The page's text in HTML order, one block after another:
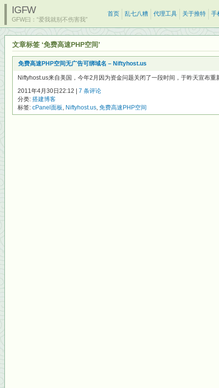
IGFW
GFW曰：“爱我就别不伤害我”
首页 乱七八糟 代理工具 关于推特 手
文章标签 ‘免费高速PHP空间’
免费高速PHP空间无广告可绑域名 – Niftyhost.us
Niftyhost.us来自美国，今年2月因为资金问题关闭了一段时间，于昨天宣布
2011年4月30日22:12 | 7 条评论
分类: 搭建博客
标签: cPanel面板, Niftyhost.us, 免费高速PHP空间